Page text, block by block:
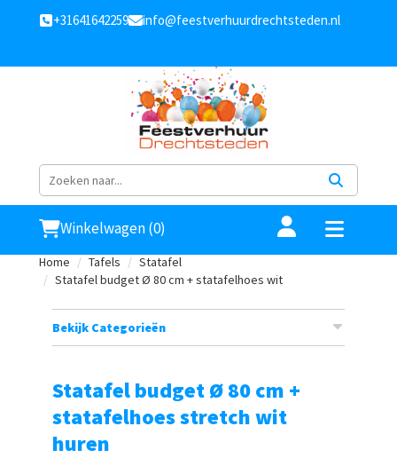
+31641642259 info@feestverhuurdrechtsteden.nl
Winkelwagen (0)
Home Tafels
Statafel
Statafel budget Ø 80 cm + statafelhoes wit
Bekijk Categorieën
Statafel budget Ø 80 cm +
statafelhoes stretch wit
huren